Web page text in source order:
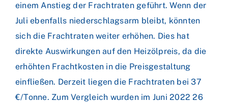
einem Anstieg der Frachtraten geführt. Wenn der
Juli ebenfalls niederschlagsarm bleibt, könnten
sich die Frachtraten weiter erhöhen. Dies hat
direkte Auswirkungen auf den Heizölpreis, da die
erhöhten Frachtkosten in die Preisgestaltung
einfließen. Derzeit liegen die Frachtraten bei 37
€/Tonne. Zum Vergleich wurden im Juni 2022 26